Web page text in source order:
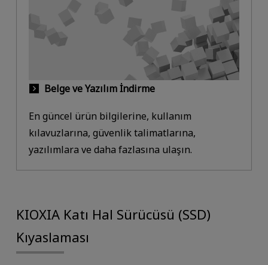
Belge ve Yazılım İndirme
En güncel ürün bilgilerine, kullanım
kılavuzlarına, güvenlik talimatlarına,
yazılımlara ve daha fazlasına ulaşın.
KIOXIA Katı Hal Sürücüsü (SSD)
Kıyaslaması